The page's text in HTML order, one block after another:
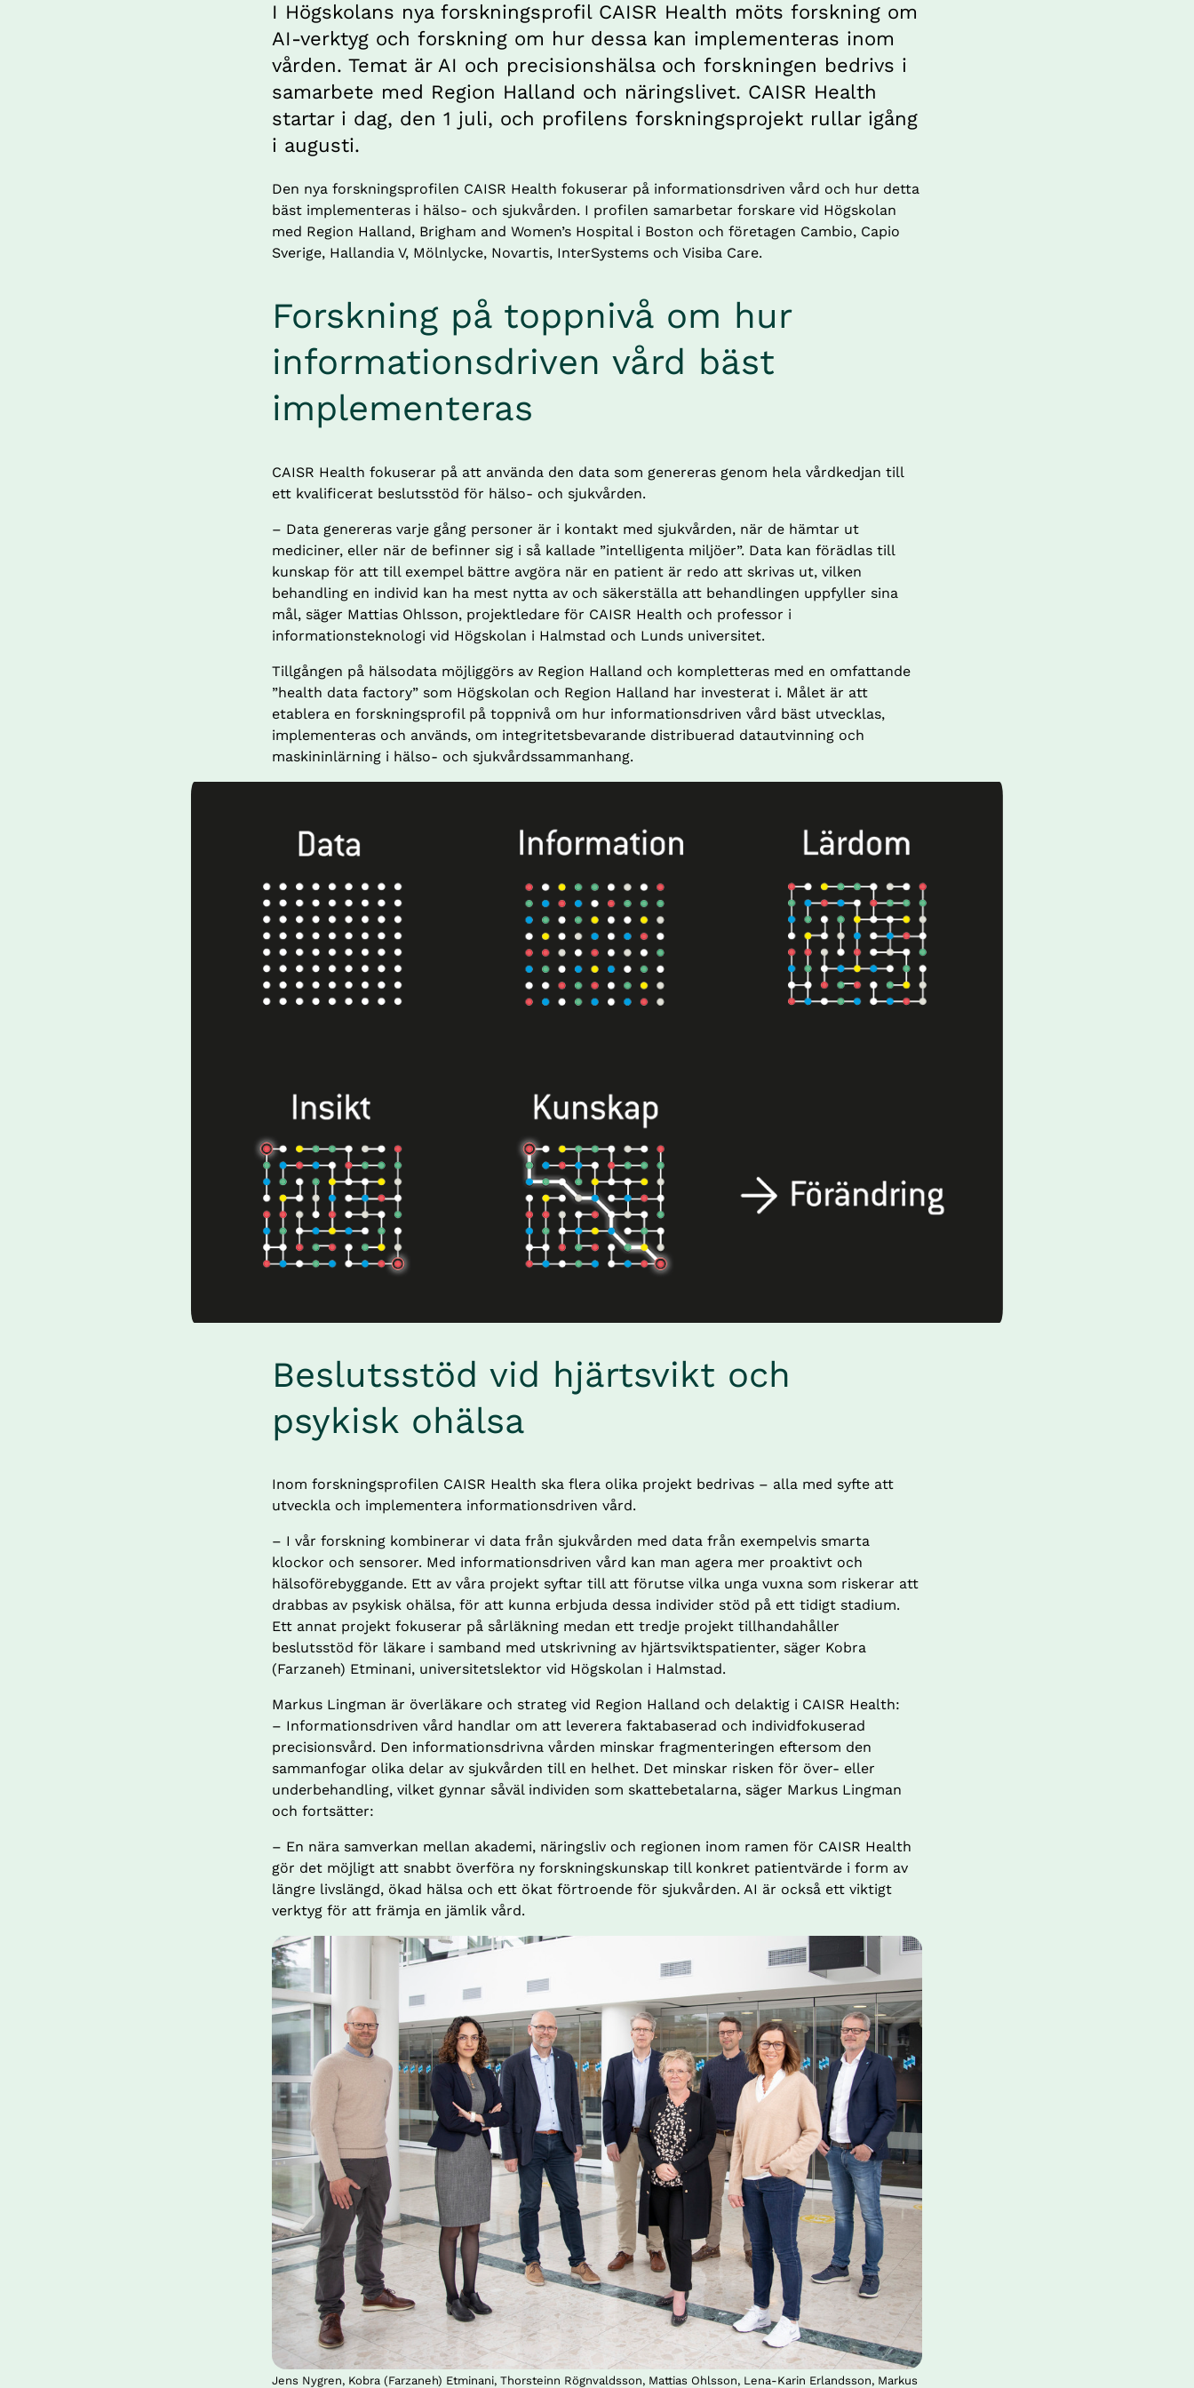
I Högskolans nya forskningsprofil CAISR Health möts forskning om
AI-verktyg och forskning om hur dessa kan implementeras inom
vården. Temat är AI och precisionshälsa och forskningen bedrivs i
samarbete med Region Halland och näringslivet. CAISR Health
startar i dag, den 1 juli, och profilens forskningsprojekt rullar igång
i augusti.
Den nya forskningsprofilen CAISR Health fokuserar på informationsdriven vård och hur detta
bäst implementeras i hälso- och sjukvården. I profilen samarbetar forskare vid Högskolan
med Region Halland, Brigham and Women’s Hospital i Boston och företagen Cambio, Capio
Sverige, Hallandia V, Mölnlycke, Novartis, InterSystems och Visiba Care.
Forskning på toppnivå om hur
informationsdriven vård bäst
implementeras
CAISR Health fokuserar på att använda den data som genereras genom hela vårdkedjan till
ett kvalificerat beslutsstöd för hälso- och sjukvården.
– Data genereras varje gång personer är i kontakt med sjukvården, när de hämtar ut
mediciner, eller när de befinner sig i så kallade ”intelligenta miljöer”. Data kan förädlas till
kunskap för att till exempel bättre avgöra när en patient är redo att skrivas ut, vilken
behandling en individ kan ha mest nytta av och säkerställa att behandlingen uppfyller sina
mål, säger Mattias Ohlsson, projektledare för CAISR Health och professor i
informationsteknologi vid Högskolan i Halmstad och Lunds universitet.
Tillgången på hälsodata möjliggörs av Region Halland och kompletteras med en omfattande
”health data factory” som Högskolan och Region Halland har investerat i. Målet är att
etablera en forskningsprofil på toppnivå om hur informationsdriven vård bäst utvecklas,
implementeras och används, om integritetsbevarande distribuerad datautvinning och
maskininlärning i hälso- och sjukvårdssammanhang.
Beslutsstöd vid hjärtsvikt och
psykisk ohälsa
Inom forskningsprofilen CAISR Health ska flera olika projekt bedrivas – alla med syfte att
utveckla och implementera informationsdriven vård.
– I vår forskning kombinerar vi data från sjukvården med data från exempelvis smarta
klockor och sensorer. Med informationsdriven vård kan man agera mer proaktivt och
hälsoförebyggande. Ett av våra projekt syftar till att förutse vilka unga vuxna som riskerar att
drabbas av psykisk ohälsa, för att kunna erbjuda dessa individer stöd på ett tidigt stadium.
Ett annat projekt fokuserar på sårläkning medan ett tredje projekt tillhandahåller
beslutsstöd för läkare i samband med utskrivning av hjärtsviktspatienter, säger Kobra
(Farzaneh) Etminani, universitetslektor vid Högskolan i Halmstad.
Markus Lingman är överläkare och strateg vid Region Halland och delaktig i CAISR Health:
– Informationsdriven vård handlar om att leverera faktabaserad och individfokuserad
precisionsvård. Den informationsdrivna vården minskar fragmenteringen eftersom den
sammanfogar olika delar av sjukvården till en helhet. Det minskar risken för över- eller
underbehandling, vilket gynnar såväl individen som skattebetalarna, säger Markus Lingman
och fortsätter:
– En nära samverkan mellan akademi, näringsliv och regionen inom ramen för CAISR Health
gör det möjligt att snabbt överföra ny forskningskunskap till konkret patientvärde i form av
längre livslängd, ökad hälsa och ett ökat förtroende för sjukvården. AI är också ett viktigt
verktyg för att främja en jämlik vård.
Jens Nygren, Kobra (Farzaneh) Etminani, Thorsteinn Rögnvaldsson, Mattias Ohlsson, Lena-Karin Erlandsson, Markus